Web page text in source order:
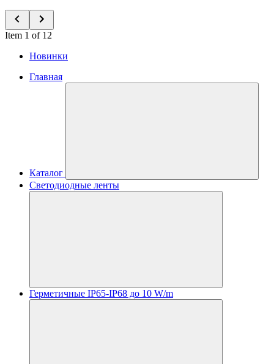
Item 1 of 12
Новинки
Главная
Каталог
Светодиодные ленты
Герметичные IP65-IP68 до 10 W/m